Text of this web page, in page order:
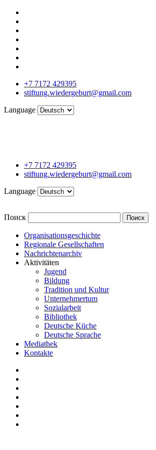
+7 7172 429395
stiftung.wiedergeburt@gmail.com
Language
+7 7172 429395
stiftung.wiedergeburt@gmail.com
Language
Поиск Поиск
Organisationsgeschichte
Regionale Gesellschaften
Nachrichtenarchiv
Aktivitäten
Jugend
Bildung
Tradition und Kultur
Unternehmertum
Sozialarbeit
Bibliothek
Deutsche Küche
Deutsche Sprache
Mediathek
Kontakte